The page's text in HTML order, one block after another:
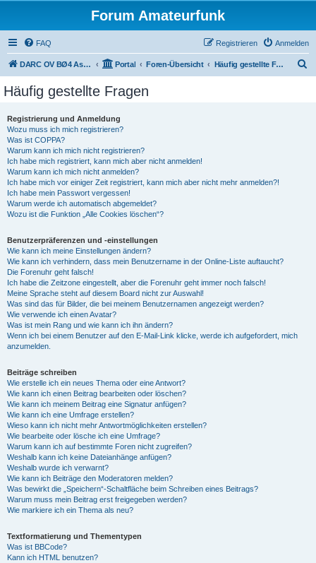
Forum Amateurfunk
FAQ Anmelden
Registrieren
DARC OV BØ4 Aschaffenburg Portal Foren-Übersicht Häufig gestellte Fragen
Häufig gestellte Fragen
Registrierung und Anmeldung
Wozu muss ich mich registrieren?
Was ist COPPA?
Warum kann ich mich nicht registrieren?
Ich habe mich registriert, kann mich aber nicht anmelden!
Warum kann ich mich nicht anmelden?
Ich habe mich vor einiger Zeit registriert, kann mich aber nicht mehr anmelden?!
Ich habe mein Passwort vergessen!
Warum werde ich automatisch abgemeldet?
Wozu ist die Funktion „Alle Cookies löschen“?
Benutzerpräferenzen und -einstellungen
Wie kann ich meine Einstellungen ändern?
Wie kann ich verhindern, dass mein Benutzername in der Online-Liste auftaucht?
Die Forenuhr geht falsch!
Ich habe die Zeitzone eingestellt, aber die Forenuhr geht immer noch falsch!
Meine Sprache steht auf diesem Board nicht zur Auswahl!
Was sind das für Bilder, die bei meinem Benutzernamen angezeigt werden?
Wie verwende ich einen Avatar?
Was ist mein Rang und wie kann ich ihn ändern?
Wenn ich bei einem Benutzer auf den E-Mail-Link klicke, werde ich aufgefordert, mich
anzumelden.
Beiträge schreiben
Wie erstelle ich ein neues Thema oder eine Antwort?
Wie kann ich einen Beitrag bearbeiten oder löschen?
Wie kann ich meinem Beitrag eine Signatur anfügen?
Wie kann ich eine Umfrage erstellen?
Wieso kann ich nicht mehr Antwortmöglichkeiten erstellen?
Wie bearbeite oder lösche ich eine Umfrage?
Warum kann ich auf bestimmte Foren nicht zugreifen?
Weshalb kann ich keine Dateianhänge anfügen?
Weshalb wurde ich verwarnt?
Wie kann ich Beiträge den Moderatoren melden?
Was bewirkt die „Speichern“-Schaltfläche beim Schreiben eines Beitrags?
Warum muss mein Beitrag erst freigegeben werden?
Wie markiere ich ein Thema als neu?
Textformatierung und Thementypen
Was ist BBCode?
Kann ich HTML benutzen?